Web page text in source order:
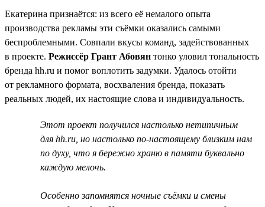
Екатерина признаётся: из всего её немалого опыта
производства рекламы эти съёмки оказались самыми
беспроблемными. Совпали вкусы команд, задействованных
в проекте. Режиссёр Грант Абовян тонко уловил тональность
бренда hh.ru и помог воплотить задумки. Удалось отойти
от рекламного формата, восхваления бренда, показать
реальных людей, их настоящие слова и индивидуальность.
Этот проект получился настолько нетипичным
для hh.ru, но настолько по-настоящему близким нам
по духу, что я бережно храню в памяти буквально
каждую мелочь.
Особенно запомнятся ночные съёмки и смены